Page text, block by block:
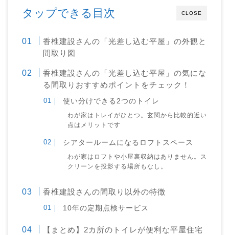
CLOSE
タップできる目次
香椎建設さんの「光差し込む平屋」の外観と
間取り図
香椎建設さんの「光差し込む平屋」の気にな
る間取りおすすめポイントをチェック！
使い分けできる2つのトイレ
わが家はトレイがひとつ。玄関から比較的近い
点はメリットです
シアタールームになるロフトスペース
わが家はロフトや小屋裏収納はありません。ス
クリーンを投影する場所もなし。
香椎建設さんの間取り以外の特徴
10年の定期点検サービス
【まとめ】2カ所のトイレが便利な平屋住宅